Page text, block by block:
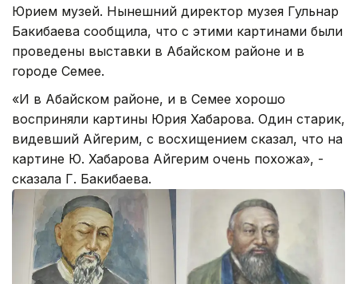
Юрием музей. Нынешний директор музея Гульнар
Бакибаева сообщила, что с этими картинами были
проведены выставки в Абайском районе и в
городе Семее.
«И в Абайском районе, и в Семее хорошо
восприняли картины Юрия Хабарова. Один старик,
видевший Айгерим, с восхищением сказал, что на
картине Ю. Хабарова Айгерим очень похожа», -
сказала Г. Бакибаева.